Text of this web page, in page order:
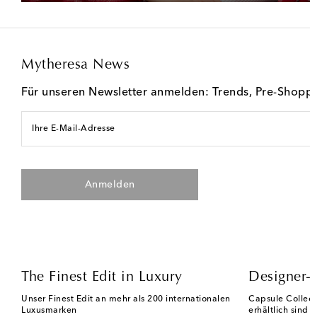
Mytheresa News
Für unseren Newsletter anmelden: Trends, Pre-
Ihre E-Mail-Adresse
Anmelden
The Finest Edit in Luxury
Unser Finest Edit an mehr als 200 internationalen
Luxusmarken
Capsule
erhältlich sind